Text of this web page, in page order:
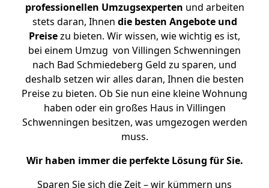
professionellen Umzugsexperten und arbeiten
stets daran, Ihnen die besten Angebote und
Preisezu bieten. Wir wissen, wie wichtig es ist,
bei einem Umzug von Villingen Schwenningen
nach Bad Schmiedeberg Geld zu sparen, und
deshalb setzen wir alles daran, Ihnen die besten
Preise zu bieten. Ob Sie nun eine kleine Wohnung
haben oder ein großes Haus in Villingen
Schwenningen besitzen, was umgezogen werden
muss.
Wir haben immer die perfekte Lösung für Sie.
Sparen Sie sich die Zeit – wir kümmern uns